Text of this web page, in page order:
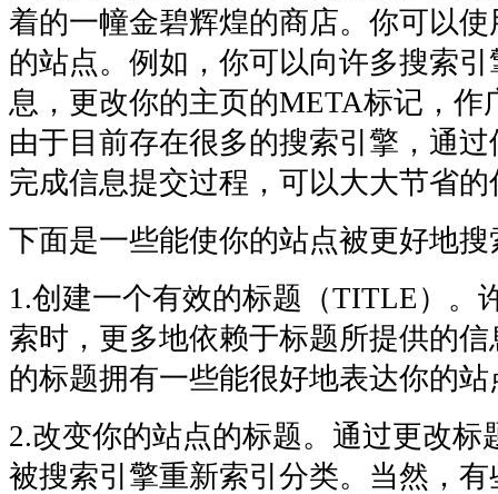
着的一幢金碧辉煌的商店。你可以
的站点。例如，你可以向许多搜索
息，更改你的主页的META标记，作
由于目前存在很多的搜索引擎，通
完成信息提交过程，可以大大节省
下面是一些能使你的站点被更好地
1.创建一个有效的标题（TITLE）。
索时，更多地依赖于标题所提供的
的标题拥有一些能很好地表达你的
2.改变你的站点的标题。通过更改标
被搜索引擎重新索引分类。当然，